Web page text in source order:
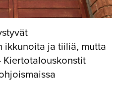
ikkunoita ja tiiliä, mutta
Kiertotalouskonstit